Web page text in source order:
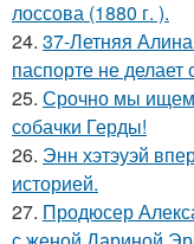
лоссова (1880 г. ).
24. 37-Летняя
паспорте не
25. Срочно мы ищем
собачки Герды!
26. Энн хэтэуэй
историей.
27. Продюсер